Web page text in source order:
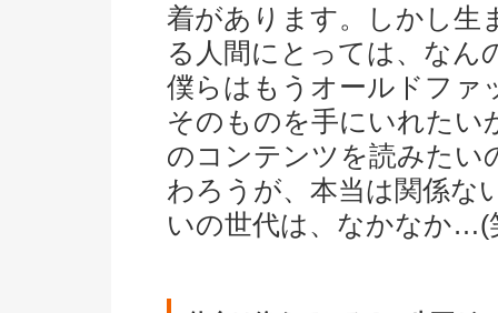
着があります。しかし生
る人間にとっては、なん
僕らはもうオールドファ
そのものを手にいれたい
のコンテンツを読みたい
わろうが、本当は関係な
いの世代は、なかなか…(